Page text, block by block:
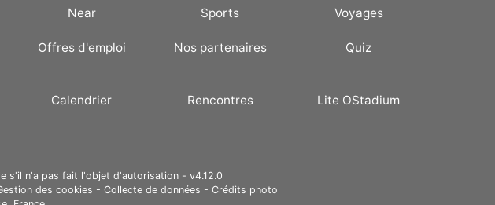
Near Sports Voyages
Offres d'emploi Nos partenaires Quiz
Calendrier Rencontres Lite OStadium
s'il n'a pas fait l'objet d'autorisation - v4.12.0
des cookies - Collecte de données - Crédits photo